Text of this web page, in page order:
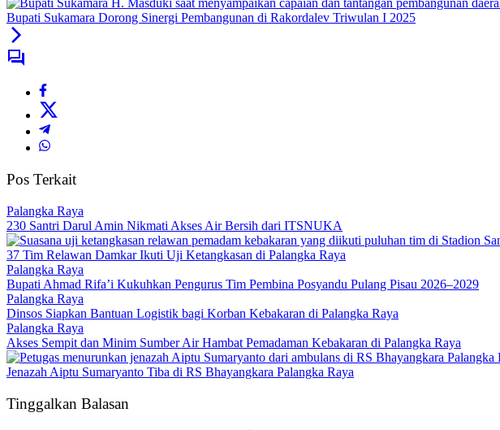
Bupati Sukamara Dorong Sinergi Pembangunan di Rakordalev Triwulan I 2025
Pos Terkait
Palangka Raya
230 Santri Darul Amin Nikmati Akses Air Bersih dari ITSNUKA
37 Tim Relawan Damkar Ikuti Uji Ketangkasan di Palangka Raya
Palangka Raya
Bupati Ahmad Rifa’i Kukuhkan Pengurus Tim Pembina Posyandu Pulang Pisau 2026–2029
Palangka Raya
Dinsos Siapkan Bantuan Logistik bagi Korban Kebakaran di Palangka Raya
Palangka Raya
Akses Sempit dan Minim Sumber Air Hambat Pemadaman Kebakaran di Palangka Raya
Jenazah Aiptu Sumaryanto Tiba di RS Bhayangkara Palangka Raya
Tinggalkan Balasan